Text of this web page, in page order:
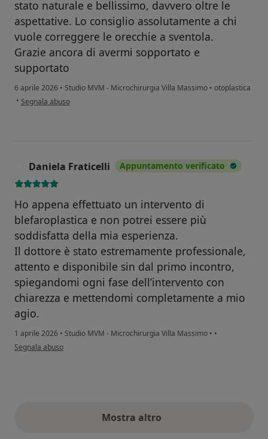
stato naturale e bellissimo, davvero oltre le
aspettative. Lo consiglio assolutamente a chi
vuole correggere le orecchie a sventola.
Grazie ancora di avermi sopportato e
supportato
6 aprile 2026 • Studio MVM - Microchirurgia Villa Massimo • otoplastica
• secondo l'opinione dell'utente Luca
Segnala abuso
Daniela Fraticelli Appuntamento verificato
Ho appena effettuato un intervento di
blefaroplastica e non potrei essere più
soddisfatta della mia esperienza.
Il dottore è stato estremamente professionale,
attento e disponibile sin dal primo incontro,
spiegandomi ogni fase dell’intervento con
chiarezza e mettendomi completamente a mio
agio.
1 aprile 2026 • Studio MVM - Microchirurgia Villa Massimo • •
secondo l'opinione dell'utente Daniela Fraticelli
Segnala abuso
Mostra altroopinioni di cui sopra